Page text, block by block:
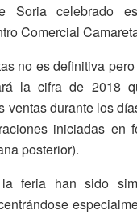
Soria celebrado
Comercial
no es definitiva
la cifra de 2018
ventas durante los
iniciadas en
posterior).
feria han sido